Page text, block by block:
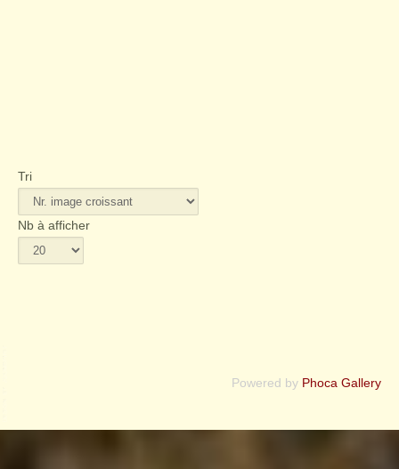
Tri
Nb à afficher
Powered by Phoca Gallery